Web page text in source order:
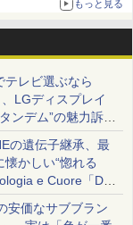
もっと見る
テレビ選ぶなら
LGディスプレイ
ンデム”の魅力訴
とのガチ比較も
の遺伝子継承、最
懐かしい“惚れる
e Cuore「DS-
を聴く
安価なサブブラン